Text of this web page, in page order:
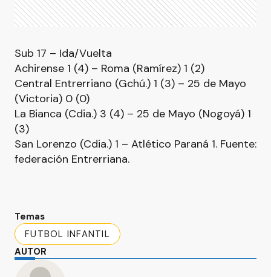
Sub 17 – Ida/Vuelta
Achirense 1 (4) – Roma (Ramírez) 1 (2)
Central Entrerriano (Gchú.) 1 (3) – 25 de Mayo
(Victoria) 0 (0)
La Bianca (Cdia.) 3 (4) – 25 de Mayo (Nogoyá) 1
(3)
San Lorenzo (Cdia.) 1 – Atlético Paraná 1. Fuente:
federación Entrerriana.
Temas
FUTBOL INFANTIL
AUTOR